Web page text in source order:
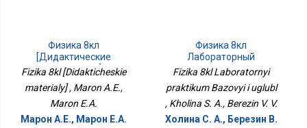
Физика 8кл
[Дидактические
Материалы]
Fizika 8kl [Didakticheskie
materialy] , Maron A.E.,
Maron E.A.
Марон А.Е., Марон Е.А.
Физика 8кл
Лабораторный
Практикум Базовый И
Fizika 8kl Laboratornyi
praktikum Bazovyi i uglubl
, Kholina S. A., Berezin V. V.
Холина С. А., Березин В.